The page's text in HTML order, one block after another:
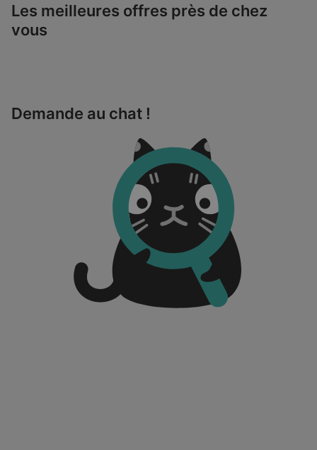
Les meilleures offres près de chez
vous
Demande au chat !